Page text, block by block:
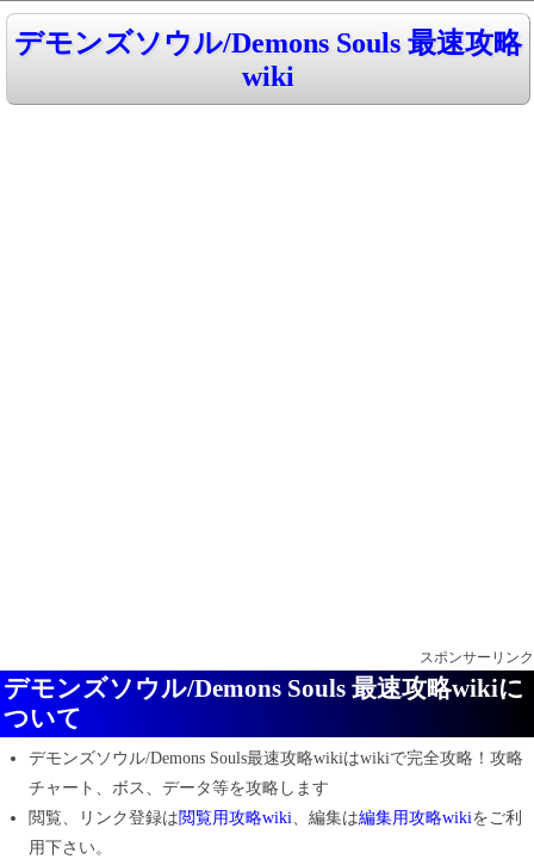
デモンズソウル/Demons Souls 最速攻略
wiki
スポンサーリンク
デモンズソウル/Demons Souls 最速攻略wikiに
ついて
デモンズソウル/Demons Souls最速攻略wikiはwikiで完全攻略！ 攻略
チャート、ボス、データ等を攻略します
閲覧、リンク登録は閲覧用攻略wiki、編集は編集用攻略wikiをご利
用下さい。